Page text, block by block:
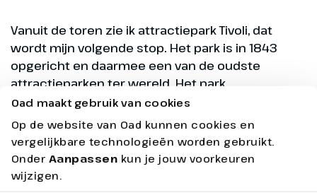
Oad maakt gebruik van cookies
Op de website van Oad kunnen cookies en
vergelijkbare technologieën worden gebruikt.
Onder Aanpassen kun je jouw voorkeuren
wijzigen.
Vanuit de toren zie ik attractiepark Tivoli, dat
wordt mijn volgende stop. Het park is in 1843
opgericht en daarmee een van de oudste
attractieparken ter wereld. Het park,
vergelijkbaar met een grote kermis, ligt midden in
de stad wat zorgt voor een unieke sfeer. Ik kijk
mijn ogen uit, er is van alles te beleven voor jong
en oud. Er worden zelfs regelmatig concerten
gegeven en je kunt er, tussen de ritjes in de